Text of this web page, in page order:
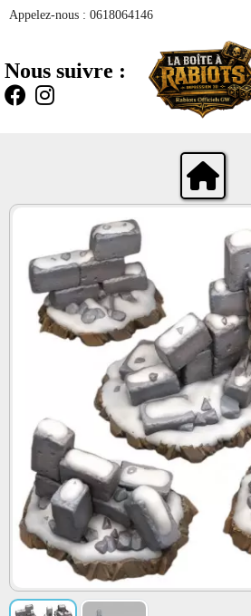
Appelez-nous : 0618064146
Nous suivre :